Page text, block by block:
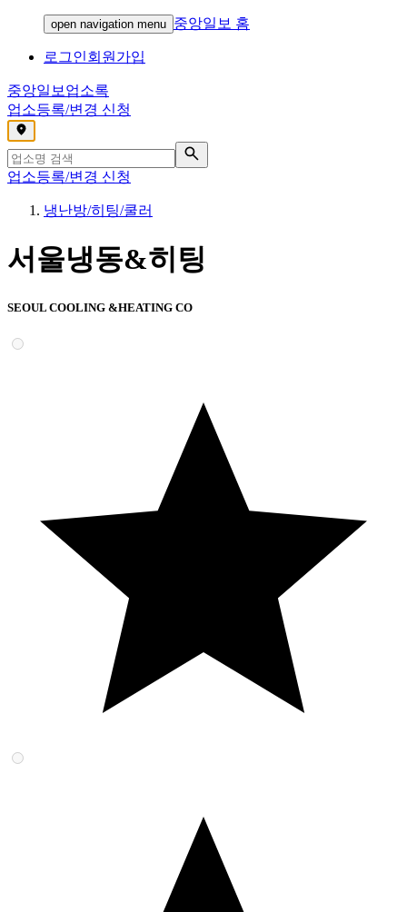
open navigation menu 중앙일보 홈
로그인회원가입
중앙일보 업소록
업소등록/변경 신청
,
업소등록/변경 신청
냉난방/히팅/쿨러
서울냉동&히팅
SEOUL COOLING &HEATING CO